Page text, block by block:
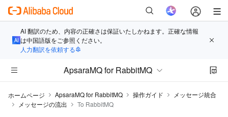
AI 翻訳のため、内容の正確さは保証いたしかねます。正確な情報
は中国語版をご参照ください。
人力翻訳を依頼する
ApsaraMQ for RabbitMQ
ホームページ ApsaraMQ for RabbitMQ 操作ガイド
メッセージ統合
メッセージの流出
To RabbitMQ